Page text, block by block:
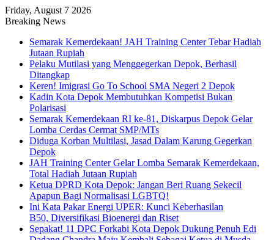
Friday, August 7 2026
Breaking News
Semarak Kemerdekaan! JAH Training Center Tebar Hadiah
Jutaan Rupiah
Pelaku Mutilasi yang Menggegerkan Depok, Berhasil
Ditangkap
Keren! Imigrasi Go To School SMA Negeri 2 Depok
Kadin Kota Depok Membutuhkan Kompetisi Bukan
Polarisasi
Semarak Kemerdekaan RI ke-81, Diskarpus Depok Gelar
Lomba Cerdas Cermat SMP/MTs
Diduga Korban Multilasi, Jasad Dalam Karung Gegerkan
Depok
JAH Training Center Gelar Lomba Semarak Kemerdekaan,
Total Hadiah Jutaan Rupiah
Ketua DPRD Kota Depok: Jangan Beri Ruang Sekecil
Apapun Bagi Normalisasi LGBTQ!
Ini Kata Pakar Energi UPER: Kunci Keberhasilan
B50, Diversifikasi Bioenergi dan Riset
Sepakat! 11 DPC Forkabi Kota Depok Dukung Penuh Edi